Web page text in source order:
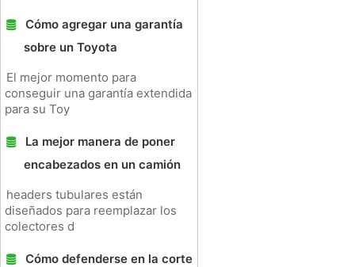
Cómo agregar una garantía
sobre un Toyota
El mejor momento para
conseguir una garantía extendida
para su Toy
La mejor manera de poner
encabezados en un camión
headers tubulares están
diseñados para reemplazar los
colectores d
Cómo defenderse en la corte